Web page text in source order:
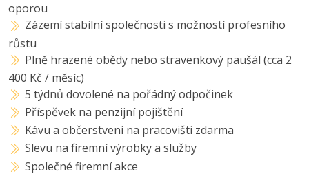
oporou
Zázemí stabilní společnosti s možností profesního
růstu
Plně hrazené obědy nebo stravenkový paušál (cca 2
400 Kč / měsíc)
5 týdnů dovolené na pořádný odpočinek
Příspěvek na penzijní pojištění
Kávu a občerstvení na pracovišti zdarma
Slevu na firemní výrobky a služby
Společné firemní akce